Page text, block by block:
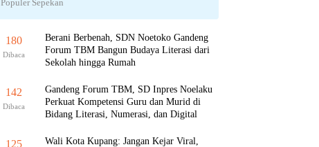
Populer Sepekan
180
Dibaca
Berani Berbenah, SDN Noetoko Gandeng
Forum TBM Bangun Budaya Literasi dari
Sekolah hingga Rumah
142
Dibaca
Gandeng Forum TBM, SD Inpres Noelaku
Perkuat Kompetensi Guru dan Murid di
Bidang Literasi, Numerasi, dan Digital
125
Wali Kota Kupang: Jangan Kejar Viral,